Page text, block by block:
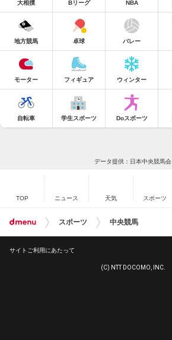
大相撲 Bリーグ NBA
地方競馬 卓球 バレー
モーター フィギュア ウィンター
自転車 学生スポーツ Doスポーツ
データ提供：日本中央競馬会
TOP ニュース 天気 スポーツ
スポーツ 中央競馬
サイトご利用にあたって
(C) NTT DOCOMO, INC.